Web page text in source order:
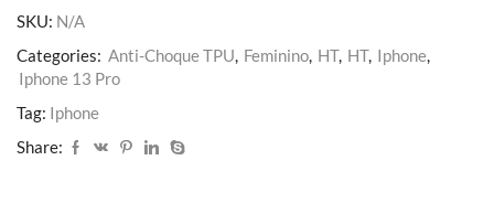
quantidade
SKU: N/A
Categories: Anti-Choque TPU, Feminino, HT, HT, Iphone,
Iphone 13 Pro
Tag: Iphone
Share: